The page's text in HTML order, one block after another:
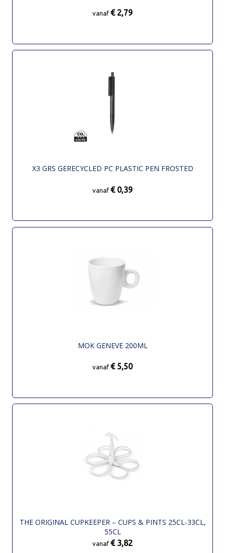
vanaf € 2,79
X3 GRS GERECYCLED PC PLASTIC PEN FROSTED
vanaf € 0,39
MOK GENEVE 200ML
vanaf € 5,50
THE ORIGINAL CUPKEEPER – CUPS & PINTS 25CL-33CL,
55CL
vanaf € 3,82